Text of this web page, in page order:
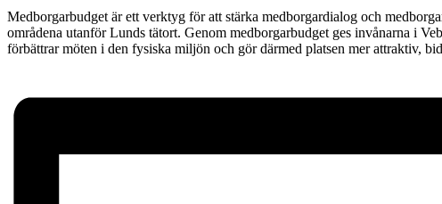
Medborgarbudget är ett verktyg för att stärka medborgardialog och
områdena utanför Lunds tätort. Genom medborgarbudget ges invånarna i
förbättrar möten i den fysiska miljön och gör därmed platsen mer attraktiv,